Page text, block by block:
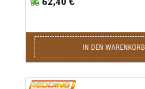
IN DEN WARENKORB